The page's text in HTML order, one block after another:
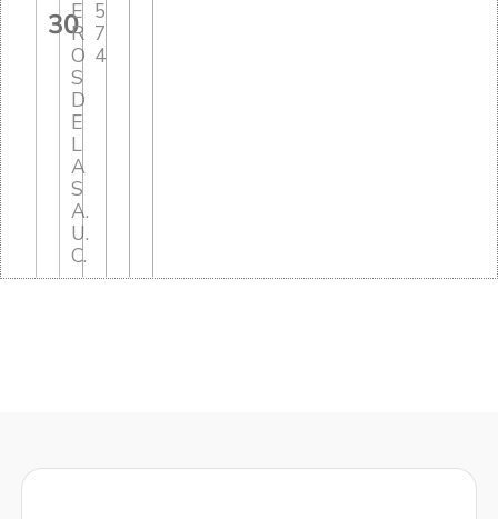
30
E
R
O
S
D
E
L
A
S
A.
U.
C.
5
7
4